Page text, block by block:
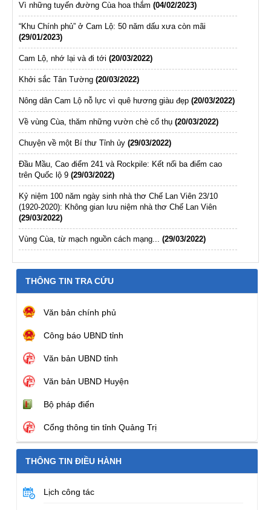
Vì những tuyến đường Cùa hoa thắm (04/02/2023)
“Khu Chính phủ” ở Cam Lộ: 50 năm dấu xưa còn mãi
(29/01/2023)
Cam Lộ, nhớ lại và đi tới (20/03/2022)
Khởi sắc Tân Tường (20/03/2022)
Nông dân Cam Lộ nỗ lực vì quê hương giàu đẹp (20/03/2022)
Về vùng Cùa, thăm những vườn chè cổ thụ (20/03/2022)
Chuyện về một Bí thư Tỉnh ủy (29/03/2022)
Đầu Mầu, Cao điểm 241 và Rockpile: Kết nối ba điểm cao
trên Quốc lộ 9 (29/03/2022)
Kỷ niệm 100 năm ngày sinh nhà thơ Chế Lan Viên 23/10
(1920-2020): Không gian lưu niệm nhà thơ Chế Lan Viên
(29/03/2022)
Vùng Cùa, từ mạch nguồn cách mạng... (29/03/2022)
THÔNG TIN TRA CỨU
Văn bản chính phủ
Công báo UBND tỉnh
Văn bản UBND tỉnh
Văn bản UBND Huyện
Bộ pháp điển
Cổng thông tin tỉnh Quảng Trị
THÔNG TIN ĐIỀU HÀNH
Lịch công tác